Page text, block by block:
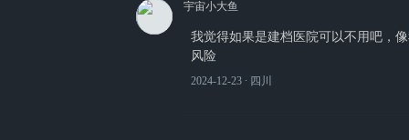
宇宙小大鱼
我觉得如果是建档医院可以不用吧，
风险
2024-12-23 ∙ 四川